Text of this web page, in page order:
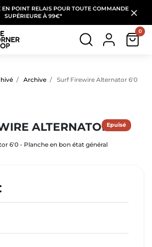
EN POINT RELAIS POUR TOUTE COMMANDE
SUPÉRIEURE À 99€*
0
Archive Surf Firewire Alternator 6'0
Epuisé
ALTERNATOR 6'0
6'0 - Planche en bon état général